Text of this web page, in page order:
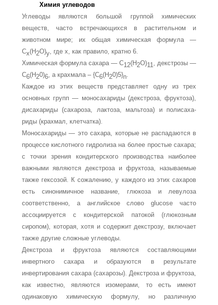
Химия углеводов
Углеводы являются большой группой химических
веществ, часто встречающихся в растительном и
животном мире; их общая химическая формула —
Сх(H2O)у, где х, как правило, кратно 6.
Химическая формула сахара — С12(H2O)11
, декстрозы —
С6(Н20)6, а крахмала – {С6(Н20)5}n.
Каждое из этих веществ представляет одну из трех
основных групп — моносаха­риды (декстроза, фруктоза),
дисахариды (сахароза, лактоза, мальтоза) и полисаха­
риды (крахмал, клетчатка).
Моносахариды — это сахара, которые не распадаются в
процессе кислотного гидролиза на более простые сахара;
с точки зрения кондитерского производства наиболее
важными являются декстроза и фруктоза, называемые
также гексозой. К сожалению, у каждого из этих сахаров
есть синонимичное название, глюкоза и левулоза
соответственно, а английское слово glucose часто
ассоциируется с кондитер­ской патокой (глюкозным
сиропом), которая, хотя и содержит декстрозу, включает
также другие сложные углеводы.
Декстроза и фруктоза являются составляющими
инвертного сахара и образуют­ся в результате
инвертирования сахара (сахарозы). Декстроза и фруктоза,
как из­вестно, являются изомерами, то есть имеют
одинаковую химическую формулу, но различную